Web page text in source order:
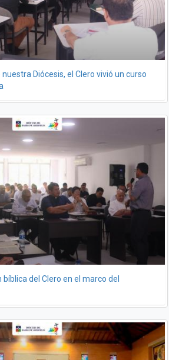
Diócesis, el Clero vivió un curso
del Clero en el marco del